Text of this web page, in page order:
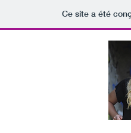
Ce site a été